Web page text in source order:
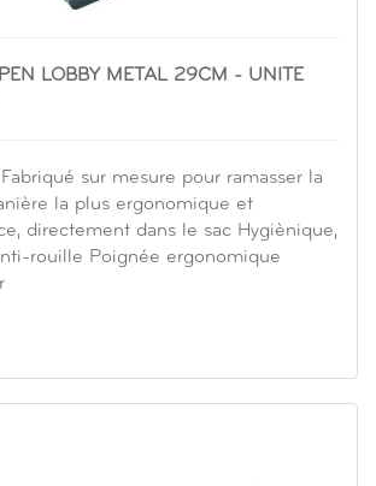
LOBBY METAL 29CM - UNITE
sur mesure pour ramasser la
la plus ergonomique et
directement dans le sac Hygiènique,
rouille Poignée ergonomique